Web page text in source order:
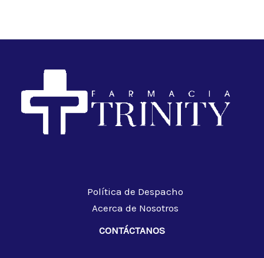
Política de Despacho
Acerca de Nosotros
CONTÁCTANOS